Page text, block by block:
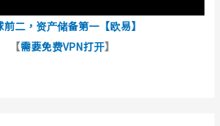
前二，资产储备第一【欧易】
【需要免费VPN打开】